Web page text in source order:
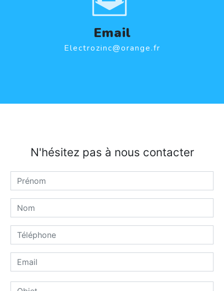
Email
electrozinc@orange.fr
N'hésitez pas à nous contacter